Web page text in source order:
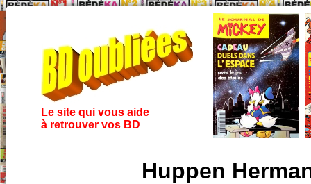
Le site qui vous aide
à retrouver vos BD
Huppen